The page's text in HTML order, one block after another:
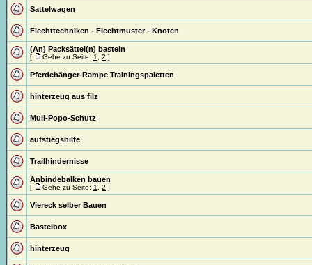
Sattelwagen
Flechttechniken - Flechtmuster - Knoten
(An) Packsättel(n) basteln
[ Gehe zu Seite: 1 2 ]
Pferdehänger-Rampe Trainingspaletten
hinterzeug aus filz
Muli-Popo-Schutz
aufstiegshilfe
Trailhindernisse
Anbindebalken bauen
[ Gehe zu Seite: 1 2 ]
Viereck selber Bauen
Bastelbox
hinterzeug